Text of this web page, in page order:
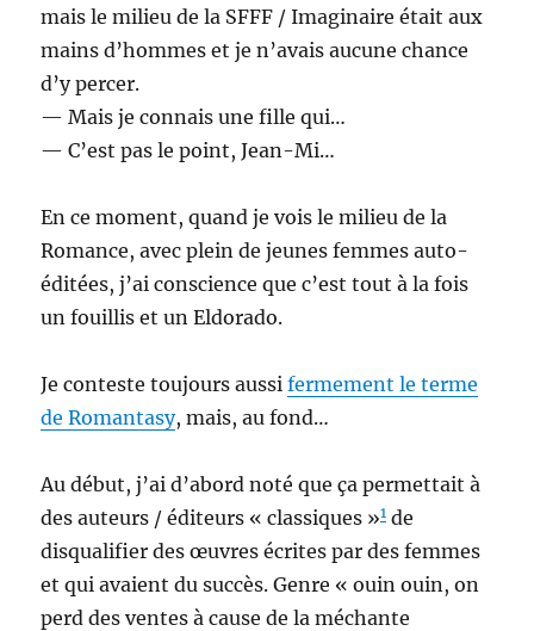
mais le milieu de la SFFF / Imaginaire était aux
mains d’hommes et je n’avais aucune chance
d’y percer.
— Mais je connais une fille qui…
— C’est pas le point, Jean-Mi…
En ce moment, quand je vois le milieu de la
Romance, avec plein de jeunes femmes auto-
éditées, j’ai conscience que c’est tout à la fois
un fouillis et un Eldorado.
Je conteste toujours aussifermement le terme
de Romantasy, mais, au fond…
Au début, j’ai d’abord noté que ça permettait à
des auteurs / éditeurs « classiques »1 de
disqualifier des œuvres écrites par des femmes
et qui avaient du succès. Genre « ouin ouin, on
perd des ventes à cause de la méchante